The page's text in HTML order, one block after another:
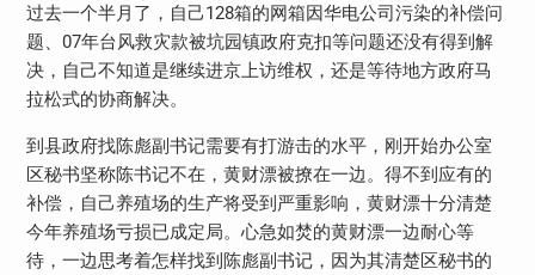
过去一个半月了，自己128箱的网箱因华电公司污染的补偿问
题、07年台风救灾款被坑园镇政府克扣等问题还没有得到解
决，自己不知道是继续进京上访维权，还是等待地方政府马
拉松式的协商解决。
到县政府找陈彪副书记需要有打游击的水平，刚开始办公室
区秘书坚称陈书记不在，黄财漂被撩在一边。得不到应有的
补偿，自己养殖场的生产将受到严重影响，黄财漂十分清楚
今年养殖场亏损已成定局。心急如焚的黄财漂一边耐心等
待，一边思考着怎样找到陈彪副书记，因为其清楚区秘书的